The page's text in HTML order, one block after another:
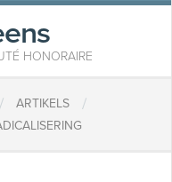
HONORAIRE
/ ARTIKELS /